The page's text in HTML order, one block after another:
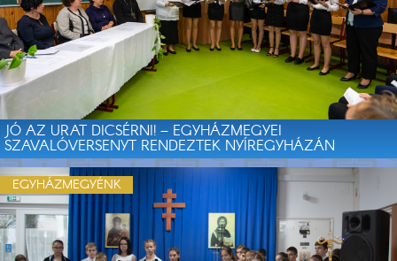
JÓ AZ URAT DICSÉRNI! – EGYHÁZMEGYEI
SZAVALÓVERSENYT RENDEZTEK NYÍREGYHÁZÁN
EGYHÁZMEGYÉNK